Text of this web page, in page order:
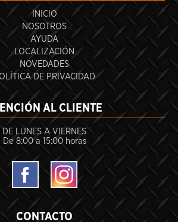
INICIO
NOSOTROS
AYUDA
LOCALIZACIÓN
NOVEDADES
DE PRIVACIDAD
AL CLIENTE
DE LUNES A VIERNES
De 8:00 a 15:00 horas
CONTACTO